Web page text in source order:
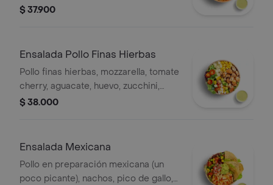
tomate cherry,mozzarella, maíz, huevo
$ 37.900
Ensalada Pollo Finas Hierbas
Pollo finas hierbas, mozzarella, tomate
cherry, aguacate, huevo, zucchini,
maíz y base de lechuga
$ 38.000
Ensalada Mexicana
Pollo en preparación mexicana (un
poco picante), nachos, pico de gallo,